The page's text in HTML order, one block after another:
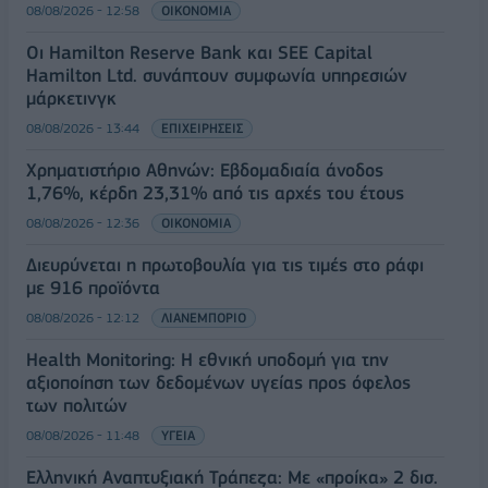
08/08/2026 - 12:58 ΟΙΚΟΝΟΜΙΑ
Οι Hamilton Reserve Bank και SEE Capital
Hamilton Ltd. συνάπτουν συμφωνία υπηρεσιών
μάρκετινγκ
08/08/2026 - 13:44 ΕΠΙΧΕΙΡΗΣΕΙΣ
Χρηματιστήριο Αθηνών: Εβδομαδιαία άνοδος
1,76%, κέρδη 23,31% από τις αρχές του έτους
08/08/2026 - 12:36 ΟΙΚΟΝΟΜΙΑ
Διευρύνεται η πρωτοβουλία για τις τιμές στο ράφι
με 916 προϊόντα
08/08/2026 - 12:12 ΛΙΑΝΕΜΠΟΡΙΟ
Health Monitoring: Η εθνική υποδομή για την
αξιοποίηση των δεδομένων υγείας προς όφελος
των πολιτών
08/08/2026 - 11:48 ΥΓΕΙΑ
Ελληνική Αναπτυξιακή Τράπεζα: Με «προίκα» 2 δισ.